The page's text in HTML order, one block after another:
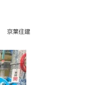
京葉住建